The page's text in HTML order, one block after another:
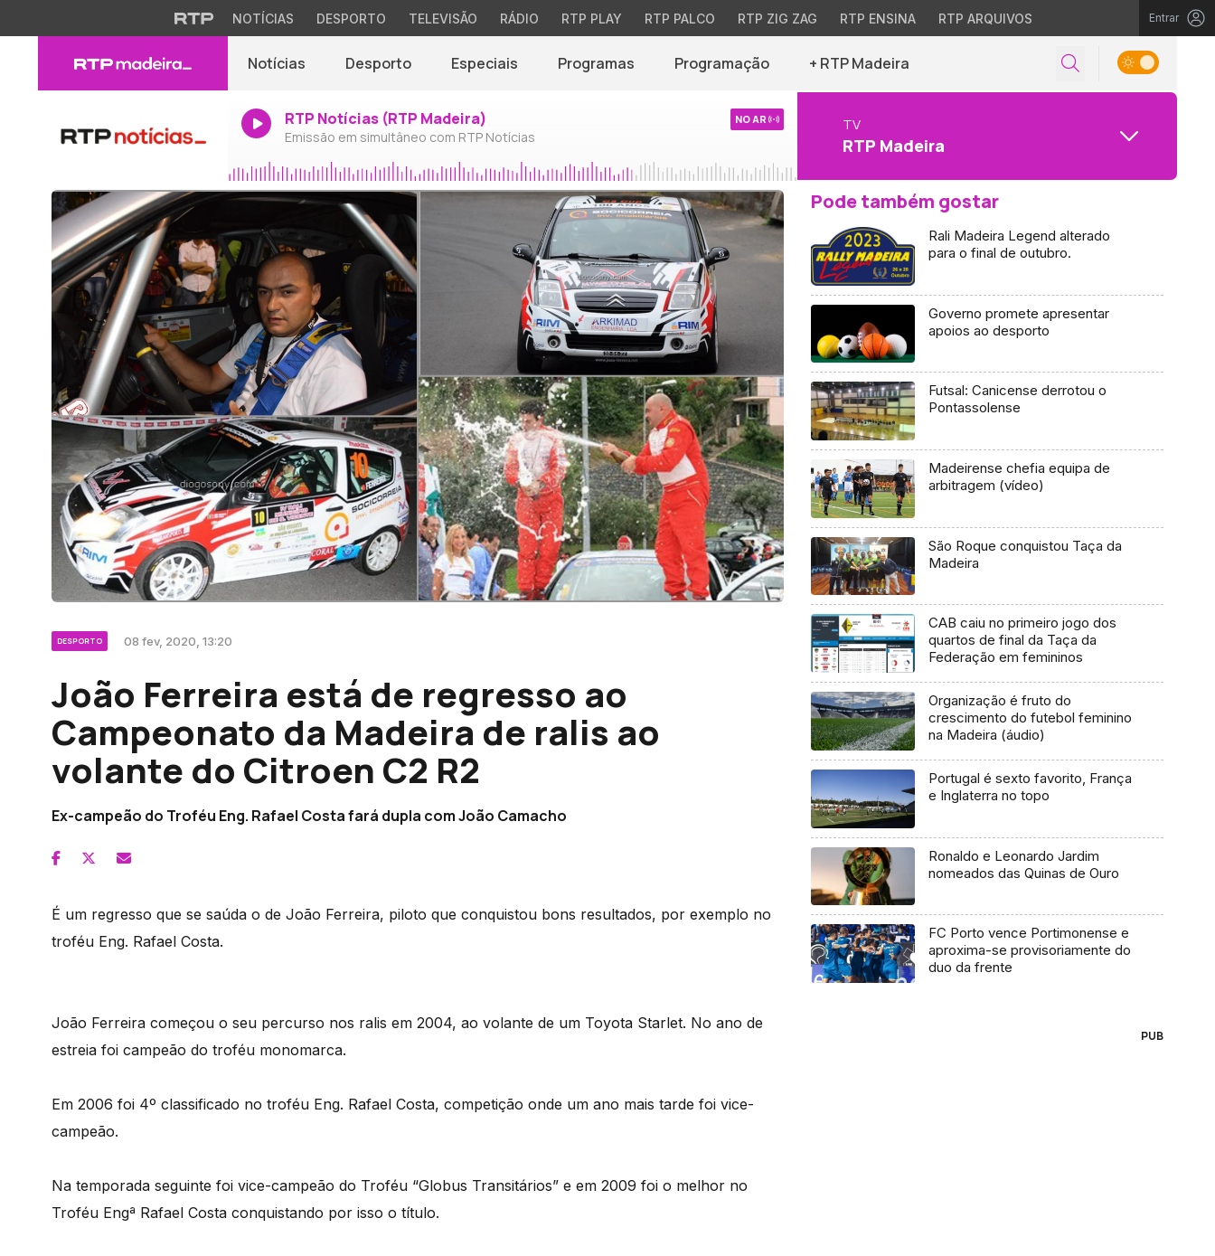
NOTÍCIAS DESPORTO TELEVISÃO RÁDIO RTP PLAY RTP PALCO RTP ZIG ZAG RTP ENSINA RTP ARQUIVOS Entrar
Notícias Desporto Especiais Programas Programação + RTP Madeira
RTP Notícias (RTP Madeira)
Emissão em simultâneo com RTP Notícias
NO AR TV
RTP Madeira
DESPORTO 08 fev, 2020, 13:20
João Ferreira está de regresso ao
Campeonato da Madeira de ralis ao
volante do Citroen C2 R2
Ex-campeão do Troféu Eng. Rafael Costa fará dupla com João Camacho
É um regresso que se saúda o de João Ferreira, piloto que conquistou bons resultados, por exemplo no
troféu Eng. Rafael Costa.
João Ferreira começou o seu percurso nos ralis em 2004, ao volante de um Toyota Starlet. No ano de
estreia foi campeão do troféu monomarca.
Em 2006 foi 4º classificado no troféu Eng. Rafael Costa, competição onde um ano mais tarde foi vice-
campeão.
Na temporada seguinte foi vice-campeão do Troféu “Globus Transitários” e em 2009 foi o melhor no
Troféu Engª Rafael Costa conquistando por isso o título.
Pode também gostar
Rali Madeira Legend alterado
para o final de outubro.
Governo promete apresentar
apoios ao desporto
Futsal: Canicense derrotou o
Pontassolense
Madeirense chefia equipa de
arbitragem (vídeo)
São Roque conquistou Taça da
Madeira
CAB caiu no primeiro jogo dos
quartos de final da Taça da
Federação em femininos
Organização é fruto do
crescimento do futebol feminino
na Madeira (áudio)
Portugal é sexto favorito, França
e Inglaterra no topo
Ronaldo e Leonardo Jardim
nomeados das Quinas de Ouro
FC Porto vence Portimonense e
aproxima-se provisoriamente do
duo da frente
PUB